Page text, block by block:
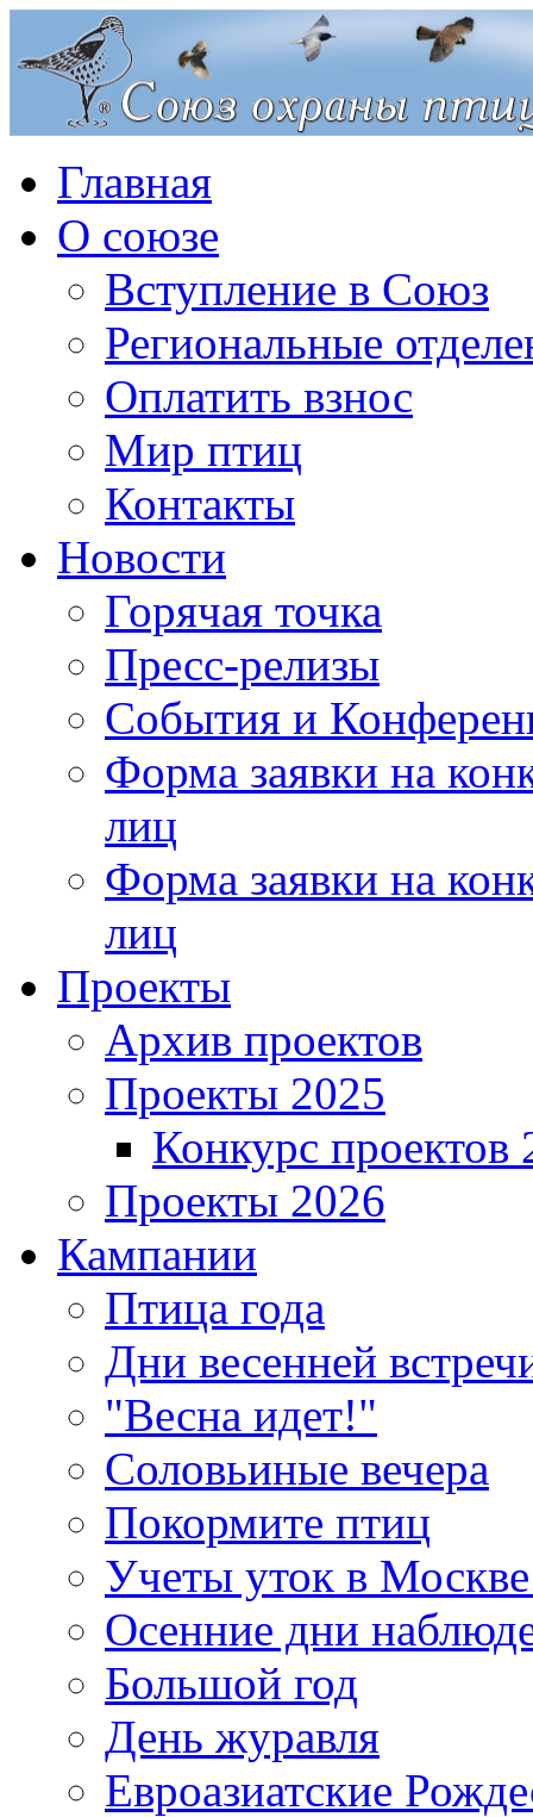
Главная
О союзе
Вступление в Союз
Региональные
Оплатить взнос
Мир птиц
Контакты
Новости
Горячая точка
Пресс-релизы
События и
Форма заявки на
лиц
Форма заявки на
лиц
Проекты
Архив проектов
Проекты 2025
Конкурс проектов
Проекты 2026
Кампании
Птица года
Дни весенней
"Весна идет!"
Соловьиные вечера
Покормите птиц
Учеты уток в
Осенние дни
Большой год
День журавля
Евроазиатские